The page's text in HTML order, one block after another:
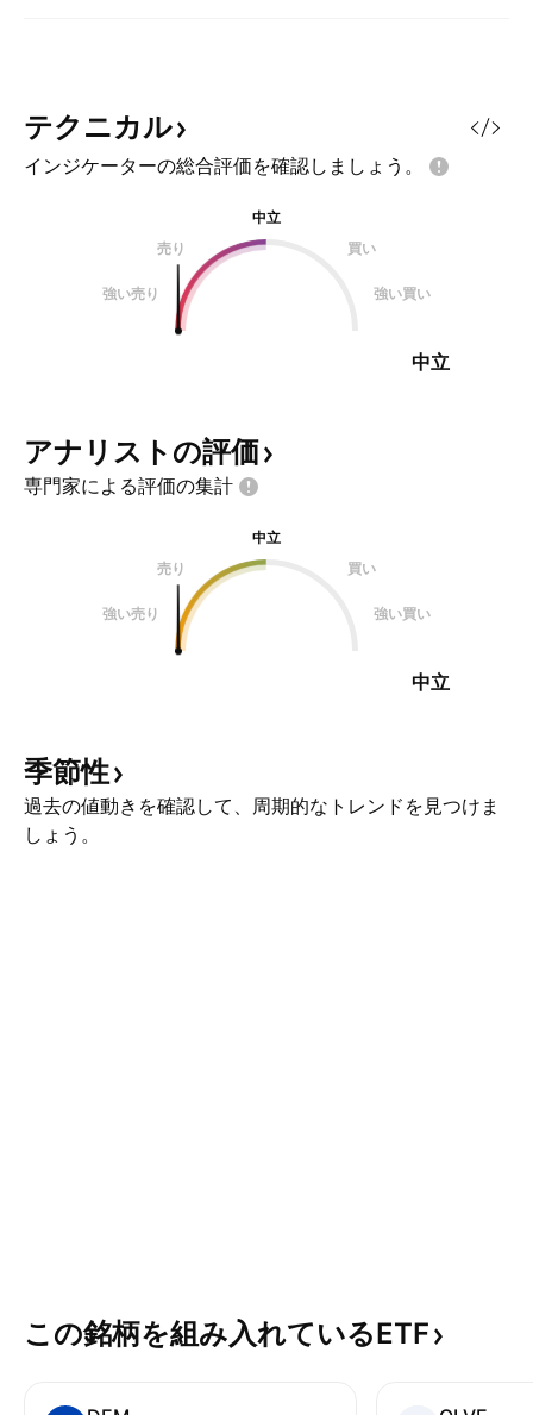
テクニカル
インジケーターの総合評価を確認しましょう。
中立
売り
買い
強い売り 強い買い
中立
アナリストの評価
専門家による評価の集計
中立
売り
買い
強い売り 強い買い
中立
季節性
過去の値動きを確認して、周期的なトレンドを見つけま
しょう。
この銘柄を組み入れているETF